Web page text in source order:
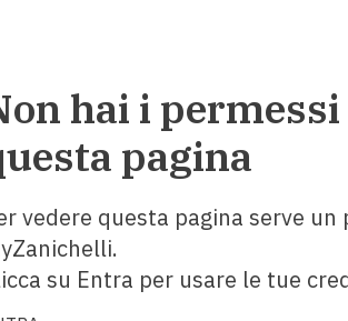
hai i
pagina
vedere questa pagina serve un
su Entra per usare le tue